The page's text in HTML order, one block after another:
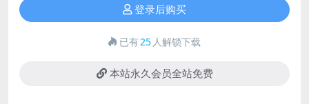
登录后购买
已有25 人解锁下载
本站永久会员全站免费